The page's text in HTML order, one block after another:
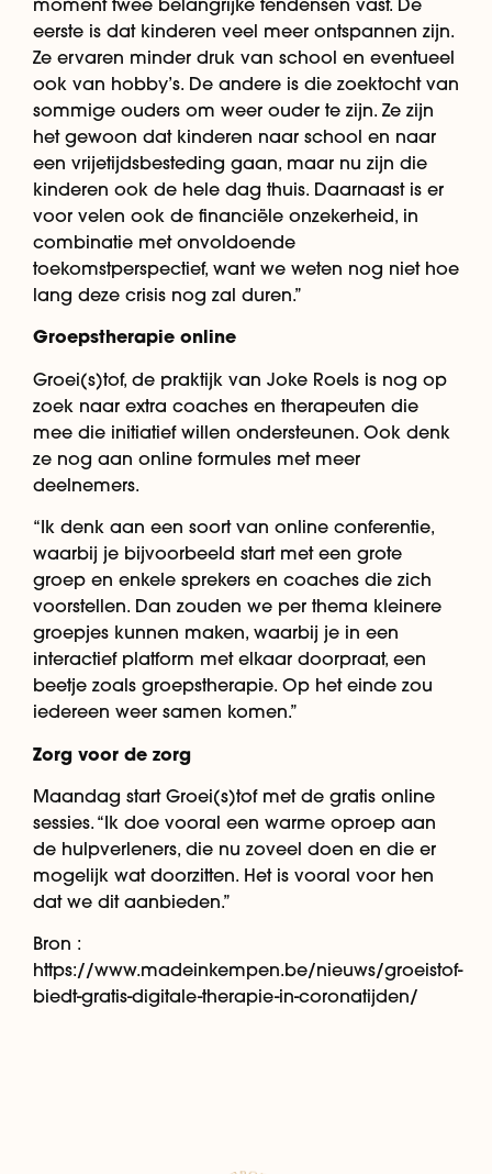
moment twee belangrijke tendensen vast. De
eerste is dat kinderen veel meer ontspannen zijn.
Ze ervaren minder druk van school en eventueel
ook van hobby’s. De andere is die zoektocht van
sommige ouders om weer ouder te zijn. Ze zijn
het gewoon dat kinderen naar school en naar
een vrijetijdsbesteding gaan, maar nu zijn die
kinderen ook de hele dag thuis. Daarnaast is er
voor velen ook de financiële onzekerheid, in
combinatie met onvoldoende
toekomstperspectief, want we weten nog niet hoe
lang deze crisis nog zal duren.”
Groepstherapie online
Groei(s)tof, de praktijk van Joke Roels is nog op
zoek naar extra coaches en therapeuten die
mee die initiatief willen ondersteunen. Ook denk
ze nog aan online formules met meer
deelnemers.
“Ik denk aan een soort van online conferentie,
waarbij je bijvoorbeeld start met een grote
groep en enkele sprekers en coaches die zich
voorstellen. Dan zouden we per thema kleinere
groepjes kunnen maken, waarbij je in een
interactief platform met elkaar doorpraat, een
beetje zoals groepstherapie. Op het einde zou
iedereen weer samen komen.”
Zorg voor de zorg
Maandag start Groei(s)tof met de gratis online
sessies. “Ik doe vooral een warme oproep aan
de hulpverleners, die nu zoveel doen en die er
mogelijk wat doorzitten. Het is vooral voor hen
dat we dit aanbieden.”
Bron :
https://www.madeinkempen.be/nieuws/groeistof-
biedt-gratis-digitale-therapie-in-coronatijden/